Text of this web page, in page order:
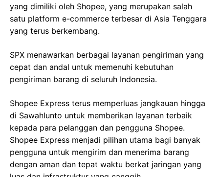
yang dimiliki oleh Shopee, yang merupakan salah
satu platform e-commerce terbesar di Asia Tenggara
yang terus berkembang.
SPX menawarkan berbagai layanan pengiriman yang
cepat dan andal untuk memenuhi kebutuhan
pengiriman barang di seluruh Indonesia.
Shopee Express terus memperluas jangkauan hingga
di Sawahlunto untuk memberikan layanan terbaik
kepada para pelanggan dan pengguna Shopee.
Shopee Express menjadi pilihan utama bagi banyak
pengguna untuk mengirim dan menerima barang
dengan aman dan tepat waktu berkat jaringan yang